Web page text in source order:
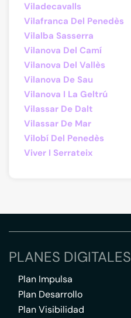
Viladecavalls
Vilafranca Del Penedès
Vilalba Sasserra
Vilanova Del Camí
Vilanova Del Vallès
Vilanova De Sau
Vilanova I La Geltrú
Vilassar De Dalt
Vilassar De Mar
Vilobí Del Penedès
Viver I Serrateix
PLANES DIGITALES
Plan Impulsa
Plan Desarrollo
Plan Visibilidad